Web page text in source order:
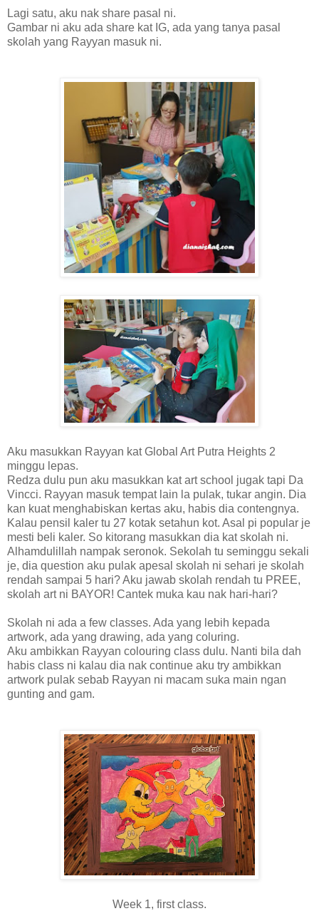
Lagi satu, aku nak share pasal ni.
Gambar ni aku ada share kat IG, ada yang tanya pasal
skolah yang Rayyan masuk ni.
Aku masukkan Rayyan kat Global Art Putra Heights 2
minggu lepas.
Redza dulu pun aku masukkan kat art school jugak tapi Da
Vincci. Rayyan masuk tempat lain la pulak, tukar angin. Dia
kan kuat menghabiskan kertas aku, habis dia contengnya.
Kalau pensil kaler tu 27 kotak setahun kot. Asal pi popular je
mesti beli kaler. So kitorang masukkan dia kat skolah ni.
Alhamdulillah nampak seronok. Sekolah tu seminggu sekali
je, dia question aku pulak apesal skolah ni sehari je skolah
rendah sampai 5 hari? Aku jawab skolah rendah tu PREE,
skolah art ni BAYOR! Cantek muka kau nak hari-hari?
Skolah ni ada a few classes. Ada yang lebih kepada
artwork, ada yang drawing, ada yang coluring.
Aku ambikkan Rayyan colouring class dulu. Nanti bila dah
habis class ni kalau dia nak continue aku try ambikkan
artwork pulak sebab Rayyan ni macam suka main ngan
gunting and gam.
Week 1, first class.